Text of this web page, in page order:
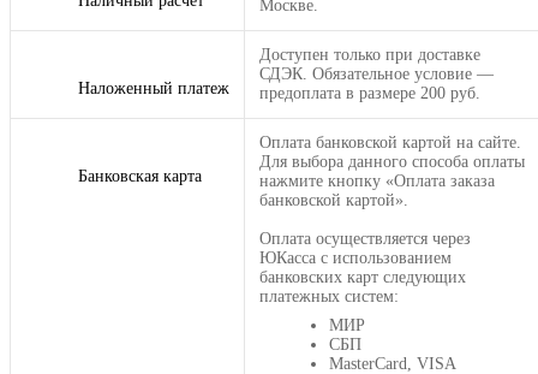
Москве.
Наложенный платеж
Доступен только при доставке
СДЭК. Обязательное условие —
предоплата в размере 200 руб.
Банковская карта
Оплата банковской картой на сайте.
Для выбора данного способа оплаты
нажмите кнопку «Оплата заказа
банковской картой».
Оплата осуществляется через
ЮКасса с использованием
банковских карт следующих
платежных систем:
МИР
СБП
MasterCard, VISA